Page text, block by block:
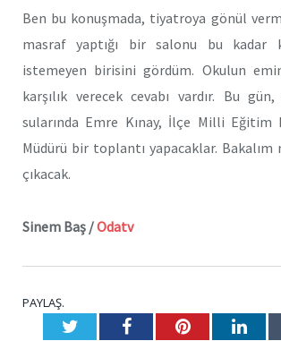
Ben bu konuşmada, tiyatroya gönül
masraf yaptığı bir salonu bu kadar
istemeyen birisini gördüm. Okulun
karşılık verecek cevabı vardır. Bu
sularında Emre Kınay, İlçe Milli Eğitim
Müdürü bir toplantı yapacaklar.
çıkacak.
Sinem Baş /Odatv
PAYLAŞ.
TwitterFacebookPinterest